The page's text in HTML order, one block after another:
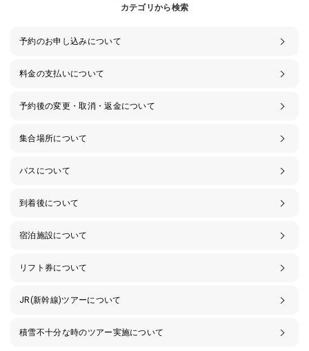
カテゴリから検索
予約のお申し込みについて
料金の支払いについて
予約後の変更・取消・返金について
集合場所について
バスについて
到着後について
宿泊施設について
リフト券について
JR(新幹線)ツアーについて
積雪不十分な時のツアー実施について